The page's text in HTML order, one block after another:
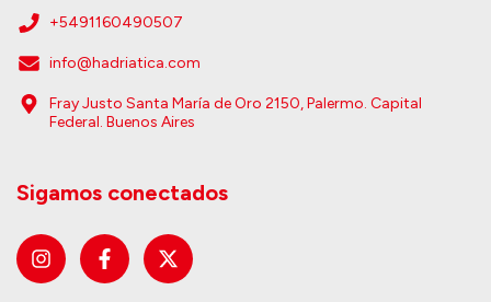
+5491160490507
info@hadriatica.com
Fray Justo Santa María de Oro 2150, Palermo. Capital
Federal. Buenos Aires
Sigamos conectados